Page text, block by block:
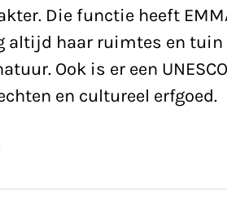
Die functie heeft
altijd haar ruimtes en
Ook is er een
en cultureel erfgoed.